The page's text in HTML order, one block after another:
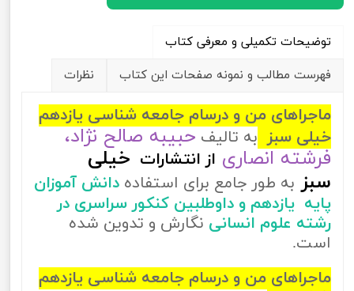
توضیحات تکمیلی و معرفی کتاب
فهرست مطالب و نمونه صفحات این کتاب
نظرات
ماجراهای من و درسام جامعه شناسی یازدهم
خیلی سبز به تالیف حبیبه صالح نژاد،
فرشته انصاری از انتشارات خیلی
سبز به طور جامع برای استفاده دانش آموزان
پایه یازدهم و داوطلبین کنکور سراسری در
رشته علوم انسانی نگارش و تدوین شده
است.
ماجراهای من و درسام جامعه شناسی یازدهم